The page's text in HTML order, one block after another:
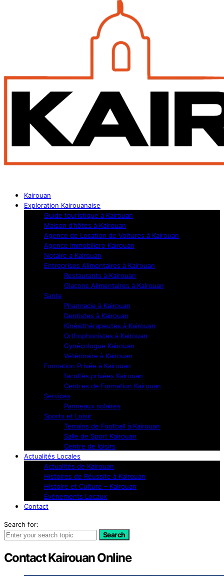
Kairouan
Exploration Kairouanaise
Guide touristique à Kairouan
Maison d’hôtes à Kairouan
Agence de Location de Voitures à Kairouan
Agence Immobiliere Kairouan
Notaire a Kairouan
Entreprises Alimentaires à Kairouan
Restaurants à Kairouan
Glaçons Alimentaires à Kairouan
Sante
Pharmacie à Kairouan
Dentistes à Kairouan
Kinésithérapeutes à Kairouan
Orthophonistes à Kairouan
Gynécologue Kairouan
Vétérinaire à Kairouan
Formation Privée à Kairouan
facultés privées Kairouan
Centres de Formation Kairouan
Services
Panneaux solaires
Sports et Loisir
Terrains de Football à Kairouan
Salle de Sport Kairouan
Centre de loisirs
Actualités Locales
Actualités de Kairouan
Histoires de Réussite à Kairouan
Histoire et Culture – Kairouan
Événements Locaux
Contact
Search for:
Search
Contact Kairouan Online